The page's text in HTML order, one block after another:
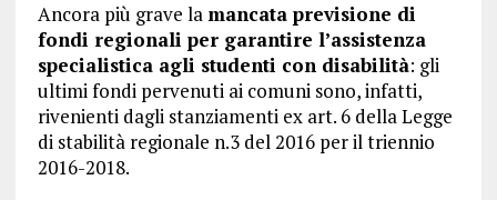
Ancora più grave la mancata previsione di
fondi regionali per garantire l’assistenza
specialistica agli studenti con disabilità: gli
ultimi fondi pervenuti ai comuni sono, infatti,
rivenienti dagli stanziamenti ex art. 6 della Legge
di stabilità regionale n.3 del 2016 per il triennio
2016-2018.